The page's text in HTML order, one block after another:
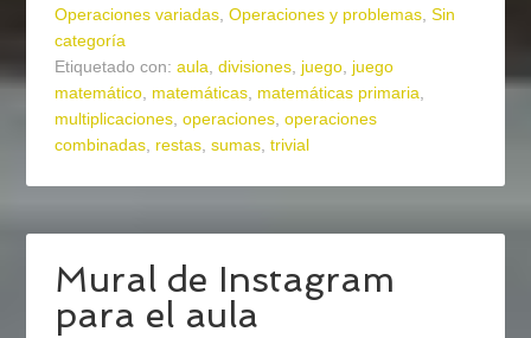
Operaciones variadas,Operaciones y problemas,Sin
categoría
Etiquetado con:aula,divisiones, juego, juego
matemático, matemáticas, matemáticas primaria,
multiplicaciones,operaciones,operaciones
combinadas, restas,sumas,trivial
Mural de Instagram
para el aula